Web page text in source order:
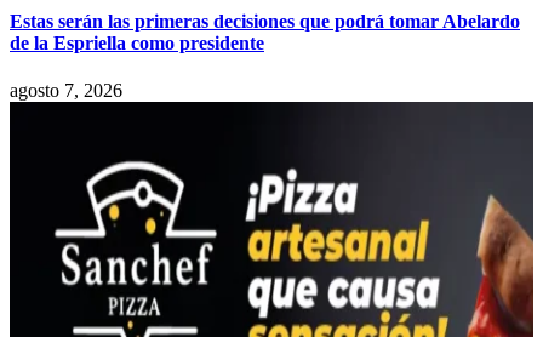
Estas serán las primeras decisiones que podrá tomar Abelardo
de la Espriella como presidente
agosto 7, 2026